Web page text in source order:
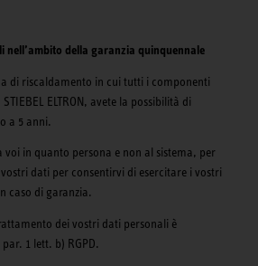
nell’ambito della garanzia quinquennale
di riscaldamento in cui tutti i componenti
ELTRON, avete la possibilità di
a 5 anni.
voi in quanto persona e non al sistema, per
dati per consentirvi di esercitare i vostri
caso di garanzia.
dei vostri dati personali è
1 lett. b) RGPD.